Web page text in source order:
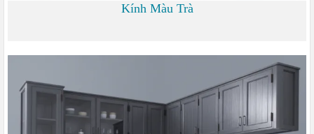
Kính Màu Trà